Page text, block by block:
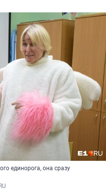
единорога, она сразу